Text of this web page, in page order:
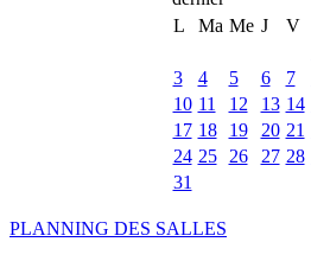
L
Ma Me J V
3
4 5 6 7
10 11 12 13 14
17 18 19 20 21
24 25 26 27 28
31
PLANNING DES SALLES